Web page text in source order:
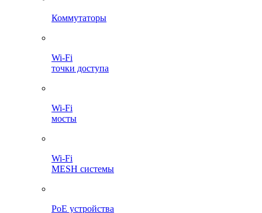
Коммутаторы
Wi-Fi
точки доступа
Wi-Fi
мосты
Wi-Fi
MESH системы
PoE устройства